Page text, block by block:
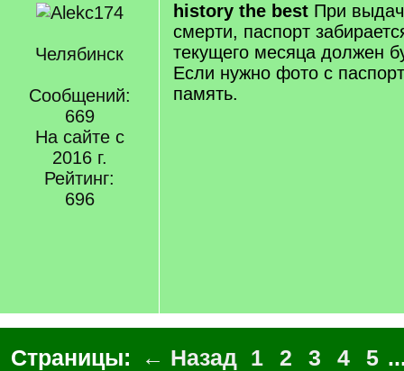
Челябинск
Сообщений:
669
На сайте с
2016 г.
Рейтинг:
696
history the best При
смерти, паспорт
текущего месяца должен
Если нужно фото с
память.
Страницы: ← Назад 1 2 3 4 5